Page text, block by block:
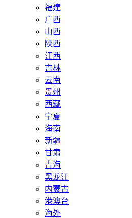
福建
广西
山西
陕西
江西
吉林
云南
贵州
西藏
宁夏
海南
新疆
甘肃
青海
黑龙江
内蒙古
港澳台
海外